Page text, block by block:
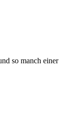
so manch einer